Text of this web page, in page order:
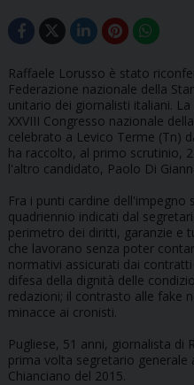
Raffaele Lorusso è stato
Federazione nazionale della
unitario dei giornalisti italiani.
XXVIII Congresso nazionale
celebrato a Levico Terme (Tn)
ha raccolto, al primo scrutinio,
l'altro candidato, Paolo Di
Fra i punti cardine dell'impegno
quadriennio indicati dal
perimetro dei diritti, garanzie e
che lavorano senza poter
normativi assicurati dai
difesa della dignità delle
redazioni; il contrasto alle fake
minacce ai cronisti.
Pugliese, 51 anni, giornalista di
prima volta segretario generale
Chianciano del 2015.